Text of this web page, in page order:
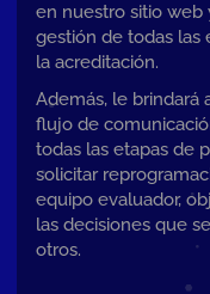
en nuestro sitio web
gestión de todas las
la acreditación.
Además, le brindará
flujo de
todas las etapas de
solicitar
equipo evaluador,
las decisiones que
otros.